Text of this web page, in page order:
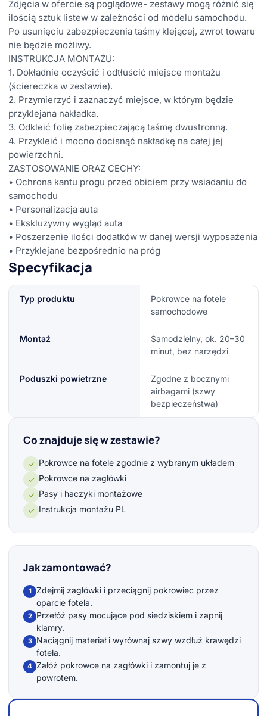
Zdjęcia w ofercie są poglądowe- zestawy mogą różnić się
ilością sztuk listew w zależności od modelu samochodu.
Po usunięciu zabezpieczenia taśmy klejącej, zwrot towaru
nie będzie możliwy.
INSTRUKCJA MONTAŻU:
1. Dokładnie oczyścić i odtłuścić miejsce montażu
(ściereczka w zestawie).
2. Przymierzyć i zaznaczyć miejsce, w którym będzie
przyklejana nakładka.
3. Odkleić folię zabezpieczającą taśmę dwustronną.
4. Przykleić i mocno docisnąć nakładkę na całej jej
powierzchni.
ZASTOSOWANIE ORAZ CECHY:
• Ochrona kantu progu przed obiciem przy wsiadaniu do
samochodu
• Personalizacja auta
• Ekskluzywny wygląd auta
• Poszerzenie ilości dodatków w danej wersji wyposażenia
• Przyklejane bezpośrednio na próg
Specyfikacja
Typ produktu
Pokrowce na fotele
samochodowe
Montaż
Samodzielny, ok. 20–30
minut, bez narzędzi
Poduszki powietrzne
Zgodne z bocznymi
airbagami (szwy
bezpieczeństwa)
Co znajduje się w zestawie?
✓ Pokrowce na fotele zgodnie z wybranym układem
✓ Pokrowce na zagłówki
✓ Pasy i haczyki montażowe
✓ Instrukcja montażu PL
Jak zamontować?
1
Zdejmij zagłówki i przeciągnij pokrowiec przez
oparcie fotela.
2
Przełóż pasy mocujące pod siedziskiem i zapnij
klamry.
3
Naciągnij materiał i wyrównaj szwy wzdłuż krawędzi
fotela.
4 Załóż pokrowce na zagłówki i zamontuj je z
powrotem.